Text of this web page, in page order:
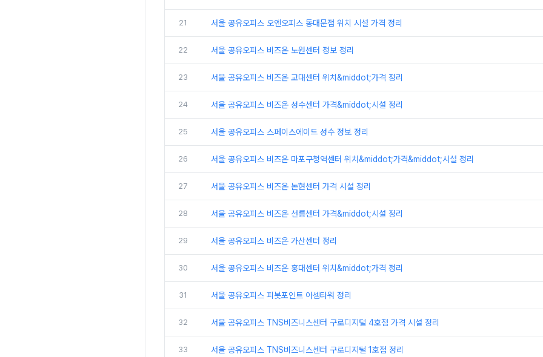
21 서울 공유오피스 오엔오피스 동대문점 위치 시설 가격 정리
22 서울 공유오피스 비즈온 노원센터 정보 정리
23 서울 공유오피스 비즈온 교대센터 위치&middot;가격 정리
24 서울 공유오피스 비즈온 성수센터 가격&middot;시설 정리
25 서울 공유오피스 스페이스에이드 성수 정보 정리
26 서울 공유오피스 비즈온 마포구청역센터 위치&middot;가격&middot;시설 정리
27 서울 공유오피스 비즈온 논현센터 가격 시설 정리
28 서울 공유오피스 비즈온 선릉센터 가격&middot;시설 정리
29 서울 공유오피스 비즈온 가산센터 정리
30 서울 공유오피스 비즈온 홍대센터 위치&middot;가격 정리
31 서울 공유오피스 피봇포인트 아셈타워 정리
32 서울 공유오피스 TNS비즈니스센터 구로디지털 4호점 가격 시설 정리
33 서울 공유오피스 TNS비즈니스센터 구로디지털 1호점 정리